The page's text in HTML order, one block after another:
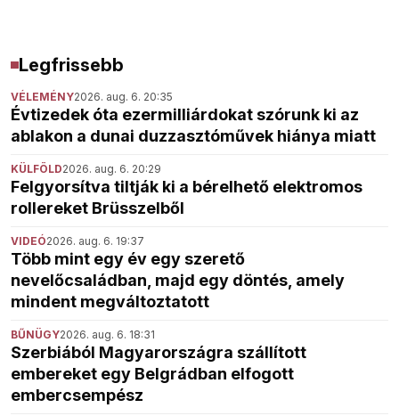
Legfrissebb
VÉLEMÉNY2026. aug. 6. 20:35
Évtizedek óta ezermilliárdokat szórunk ki az
ablakon a dunai duzzasztóművek hiánya miatt
KÜLFÖLD2026. aug. 6. 20:29
Felgyorsítva tiltják ki a bérelhető elektromos
rollereket Brüsszelből
VIDEÓ2026. aug. 6. 19:37
Több mint egy év egy szerető
nevelőcsaládban, majd egy döntés, amely
mindent megváltoztatott
BŰNÜGY2026. aug. 6. 18:31
Szerbiából Magyarországra szállított
embereket egy Belgrádban elfogott
embercsempész